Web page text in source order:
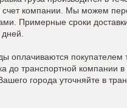
компании. Мы можем
Примерные сроки
оплачиваются
до транспортной
города уточняйте в